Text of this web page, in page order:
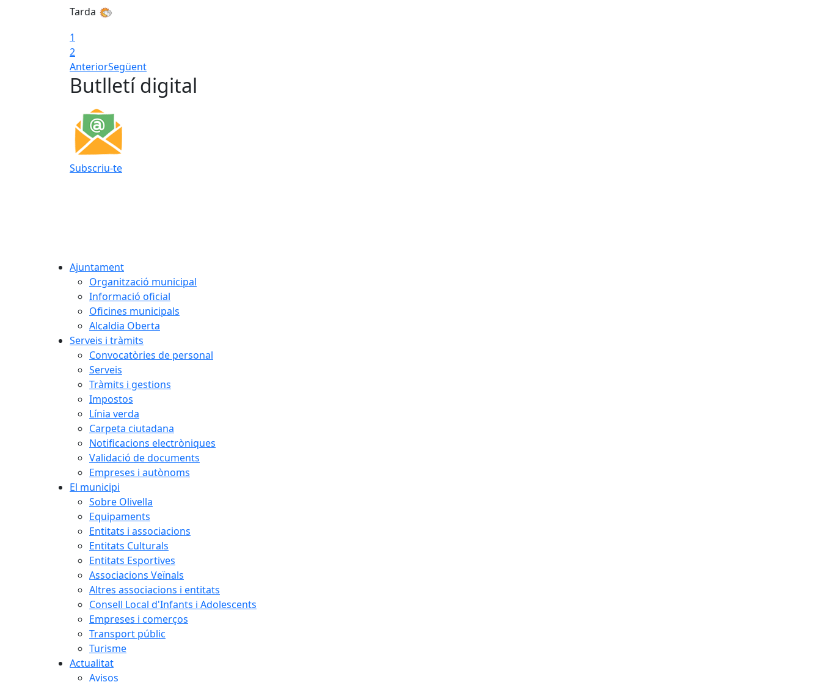
Tarda
1
2
AnteriorSegüent
Butlletí digital
Subscriu-te
Ajuntament
Organització municipal
Informació oficial
Oficines municipals
Alcaldia Oberta
Serveis i tràmits
Convocatòries de personal
Serveis
Tràmits i gestions
Impostos
Línia verda
Carpeta ciutadana
Notificacions electròniques
Validació de documents
Empreses i autònoms
El municipi
Sobre Olivella
Equipaments
Entitats i associacions
Entitats Culturals
Entitats Esportives
Associacions Veïnals
Altres associacions i entitats
Consell Local d'Infants i Adolescents
Empreses i comerços
Transport públic
Turisme
Actualitat
Avisos